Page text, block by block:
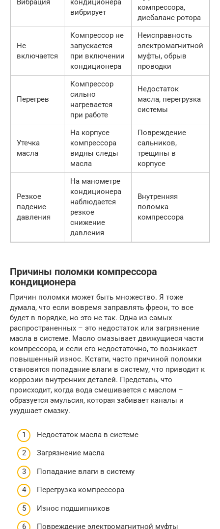
Вибрация
кондиционера
вибрирует
компрессора,
дисбаланс ротора
Не
включается
Компрессор не
запускается
при включении
кондиционера
Неисправность
электромагнитной
муфты, обрыв
проводки
Перегрев
Компрессор
сильно
нагревается
при работе
Недостаток
масла, перегрузка
системы
Утечка
масла
На корпусе
компрессора
видны следы
масла
Повреждение
сальников,
трещины в
корпусе
Резкое
падение
давления
На манометре
кондиционера
наблюдается
резкое
снижение
давления
Внутренняя
поломка
компрессора
Причины поломки компрессора
кондиционера
Причин поломки может быть множество. Я тоже
думала, что если вовремя заправлять фреон, то все
будет в порядке, но это не так. Одна из самых
распространенных – это недостаток или загрязнение
масла в системе. Масло смазывает движущиеся части
компрессора, и если его недостаточно, то возникает
повышенный износ. Кстати, часто причиной поломки
становится попадание влаги в систему, что приводит к
коррозии внутренних деталей. Представь, что
происходит, когда вода смешивается с маслом –
образуется эмульсия, которая забивает каналы и
ухудшает смазку.
Недостаток масла в системе
Загрязнение масла
Попадание влаги в систему
Перегрузка компрессора
Износ подшипников
Повреждение электромагнитной муфты